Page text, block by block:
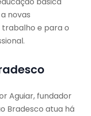
novas
e para o
Aguiar, fundador
Bradesco atua há